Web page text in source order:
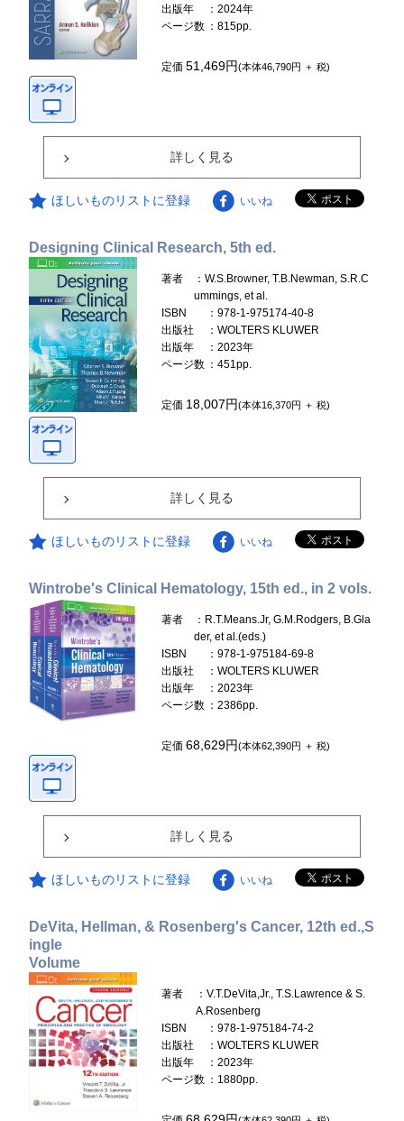
出版年
：2024年
ページ数 ：815pp.
定価51,469円(本体46,790円 ＋ 税)
詳しく見る
ほしいものリストに登録 いいね
Designing Clinical Research, 5th ed.
著者
：W.S.Browner, T.B.Newman, S.R.C
ummings, et al.
ISBN
：978-1-975174-40-8
出版社
：WOLTERS KLUWER
出版年
：2023年
ページ数 ：451pp.
定価 18,007円(本体16,370円 ＋ 税)
詳しく見る
ほしいものリストに登録 いいね
Wintrobe's Clinical Hematology, 15th ed., in 2 vols.
著者
：R.T.Means.Jr, G.M.Rodgers, B.Gla
der, et al.(eds.)
ISBN
：978-1-975184-69-8
出版社
：WOLTERS KLUWER
出版年
：2023年
ページ数 ：2386pp.
定価68,629円(本体62,390円 ＋ 税)
詳しく見る
ほしいものリストに登録 いいね
DeVita, Hellman, & Rosenberg's Cancer, 12th ed.,S
ingle
Volume
著者
：V.T.DeVita,Jr., T.S.Lawrence & S.
A.Rosenberg
ISBN
：978-1-975184-74-2
出版社
：WOLTERS KLUWER
出版年
：2023年
ページ数 ：1880pp.